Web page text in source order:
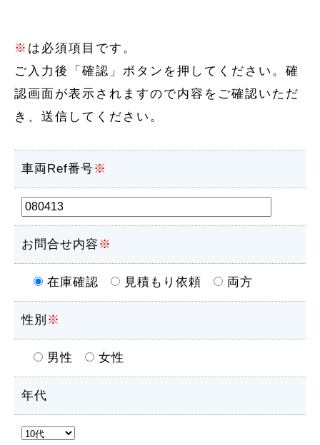
※ は必須項目です。
ご入力後「確認」ボタンを押してください。確
認画面が表示されますので内容をご確認いただ
き、送信してください。
車両Ref番号※
お問合せ内容 ※
在庫確認 見積もり依頼 両方
性別 ※
男性 女性
年代